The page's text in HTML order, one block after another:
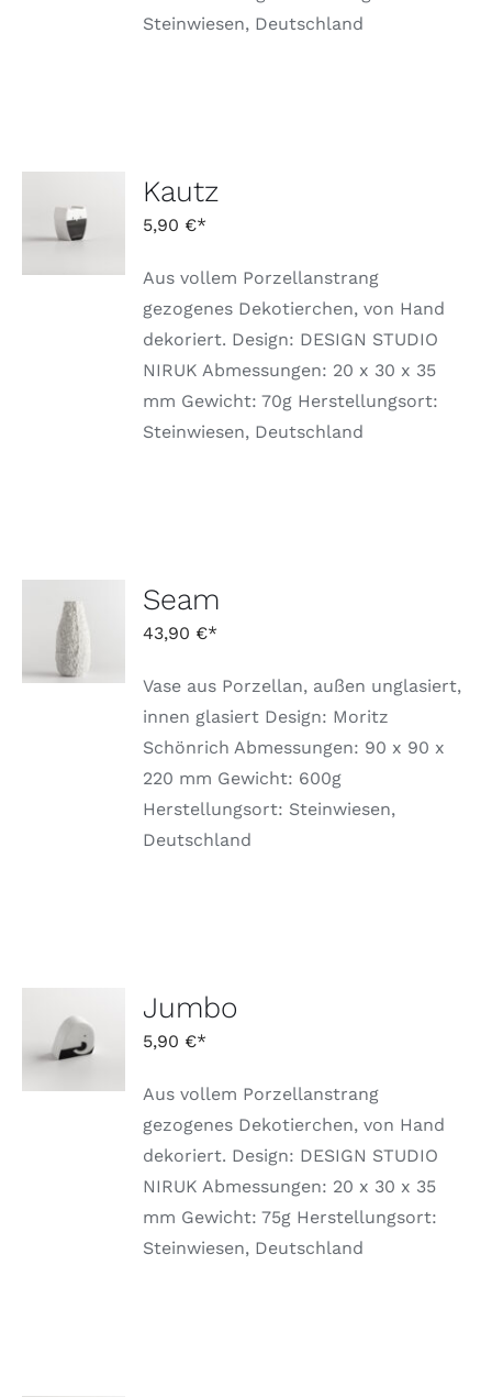
Steinwiesen, Deutschland
WÄHLEN
DIESES
WEIST
VARIANTEN
OPTIONEN
/
Kautz
5,90 €
Aus vollem Porzellanstrang
gezogenes Dekotierchen, von Hand
dekoriert. Design: DESIGN STUDIO
NIRUK Abmessungen: 20 x 30 x 35
mm Gewicht: 70g Herstellungsort:
Steinwiesen, Deutschland
IN DEN
WARENKORB
/
DETAILS
Seam
43,90 €
Vase aus Porzellan, außen unglasiert,
innen glasiert Design: Moritz
Schönrich Abmessungen: 90 x 90 x
220 mm Gewicht: 600g
Herstellungsort: Steinwiesen,
Deutschland
WÄHLEN
DIESES
WEIST
VARIANTEN
OPTIONEN
/
Jumbo
5,90 €
Aus vollem Porzellanstrang
gezogenes Dekotierchen, von Hand
dekoriert. Design: DESIGN STUDIO
NIRUK Abmessungen: 20 x 30 x 35
mm Gewicht: 75g Herstellungsort:
Steinwiesen, Deutschland